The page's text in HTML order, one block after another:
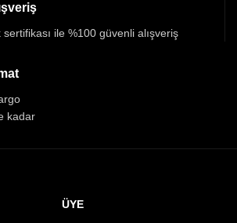
ile %100 güvenli alışveriş
kadar
ÜYE